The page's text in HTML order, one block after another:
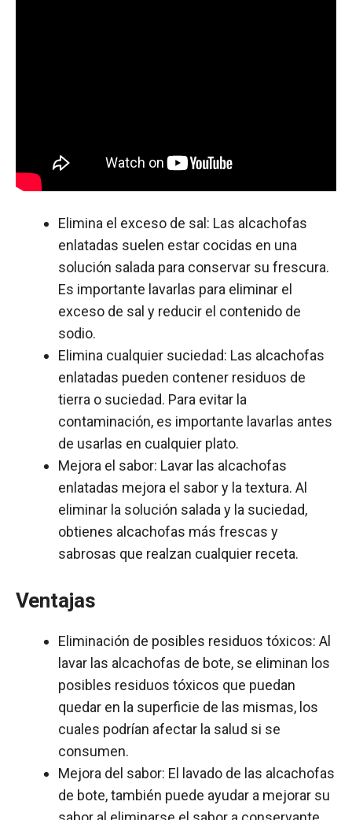
Elimina el exceso de sal: Las alcachofas
enlatadas suelen estar cocidas en una
solución salada para conservar su frescura.
Es importante lavarlas para eliminar el
exceso de sal y reducir el contenido de
sodio.
Elimina cualquier suciedad: Las alcachofas
enlatadas pueden contener residuos de
tierra o suciedad. Para evitar la
contaminación, es importante lavarlas antes
de usarlas en cualquier plato.
Mejora el sabor: Lavar las alcachofas
enlatadas mejora el sabor y la textura. Al
eliminar la solución salada y la suciedad,
obtienes alcachofas más frescas y
sabrosas que realzan cualquier receta.
Ventajas
Eliminación de posibles residuos tóxicos: Al
lavar las alcachofas de bote, se eliminan los
posibles residuos tóxicos que puedan
quedar en la superficie de las mismas, los
cuales podrían afectar la salud si se
consumen.
Mejora del sabor: El lavado de las alcachofas
de bote, también puede ayudar a mejorar su